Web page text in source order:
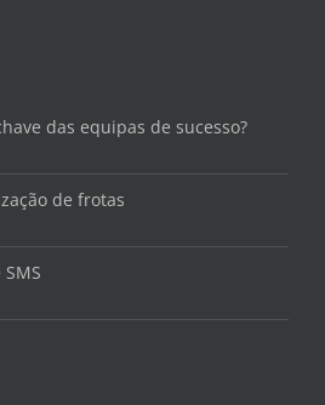
das equipas de sucesso?
de frotas